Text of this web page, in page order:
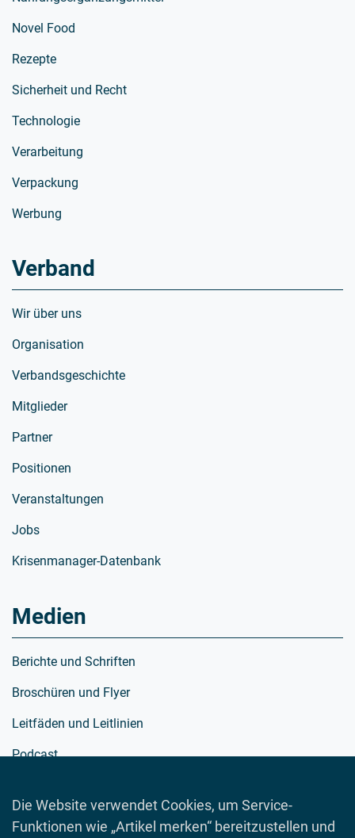
Die Website verwendet Cookies, um Service-
Funktionen wie „Artikel merken“ bereitzustellen und
Novel Food
Rezepte
Sicherheit und Recht
Technologie
Verarbeitung
Verpackung
Werbung
Verband
Wir über uns
Organisation
Verbandsgeschichte
Mitglieder
Partner
Positionen
Veranstaltungen
Jobs
Krisenmanager-Datenbank
Medien
Berichte und Schriften
Broschüren und Flyer
Leitfäden und Leitlinien
Podcast